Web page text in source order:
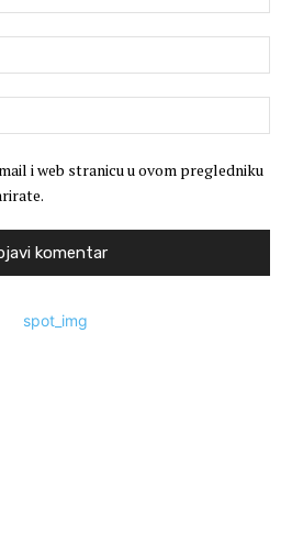
i web stranicu u ovom pregledniku